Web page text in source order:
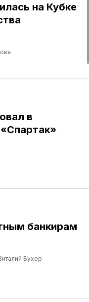
на Кубке
в
банкирам
Бухер